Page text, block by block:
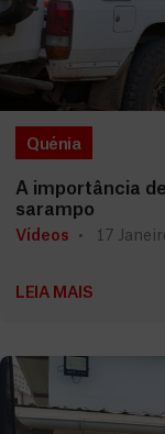
Quénia
A importância
sarampo
Vídeos 17
LEIA MAIS